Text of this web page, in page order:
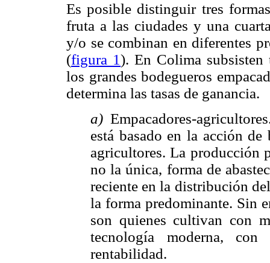
Es posible distinguir tres
fruta a las ciudades y una
y/o se combinan en diferentes
(figura 1). En Colima subsisten
los grandes bodegueros
determina las tasas de ganancia.
a) Empacadores-
está basado en la acción
agricultores. La producción
no la única, forma de
reciente en la distribución
la forma predominante. Sin
son quienes cultivan con
tecnología moderna,
rentabilidad.